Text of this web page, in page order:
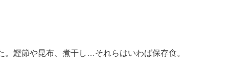
鰹節や昆布、煮干し…それらはいわば保存食。